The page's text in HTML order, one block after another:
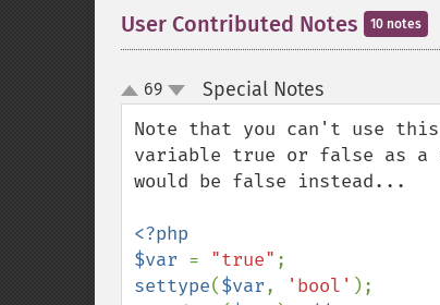
User Contributed Notes 10 notes
up
down
69 Special Notes¶
Note that you can't use
variable true or false as a
would be false instead...
<?php
$var = "true"
settype($var, 'bool'